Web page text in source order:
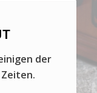
der